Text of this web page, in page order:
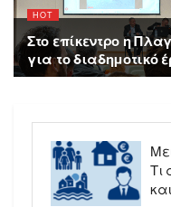
HOT
Στο επίκεντρο η
για το διαδημοτικό
Τι